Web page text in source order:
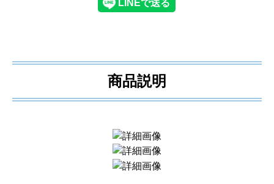
商品説明